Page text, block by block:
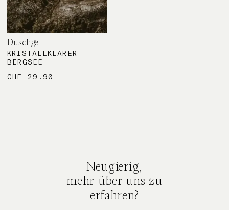
Duschgel
KRISTALLKLARER
BERGSEE
CHF
29.90
Neugierig,
mehr über uns zu
erfahren?